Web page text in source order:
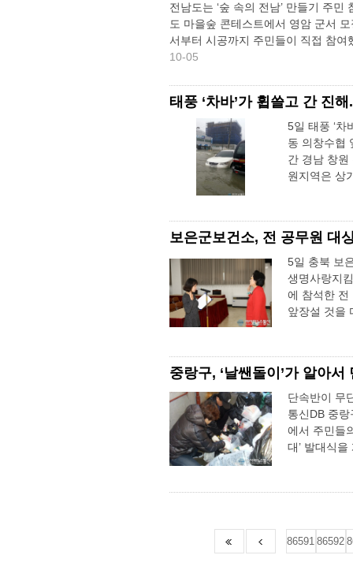
전남도는 ‘숲 속의 전남’ 만들기 주
도 마을숲 콘테스트에서 영암 군서
서부터 시공까지 주민들이 직접 참
10-05
태풍 ‘차바’가 휩쓸고 간 진
5일 태풍 ‘차
동 의창수협
간 경남 창
원지역은 상
보은군보건소, 전 공무원 대
5일 충북 보
생명사랑지
에 참석한 전
앞장설 것을
중랑구, ‘날쌘돌이’가 알아서
단속반이 무
통신DB 중
에서 주민들
대’ 발대식
86591 86592